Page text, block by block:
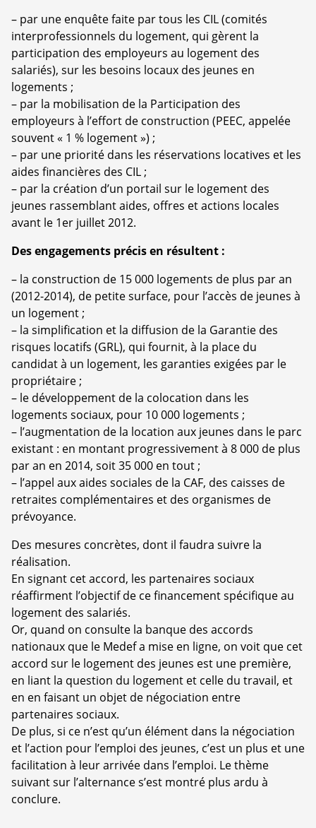
– par une enquête faite par tous les CIL (comités
interprofessionnels du logement, qui gèrent la
participation des employeurs au logement des
salariés), sur les besoins locaux des jeunes en
logements ;
– par la mobilisation de la Participation des
employeurs à l’effort de construction (PEEC, appelée
souvent « 1 % logement ») ;
– par une priorité dans les réservations locatives et les
aides financières des CIL ;
– par la création d’un portail sur le logement des
jeunes rassemblant aides, offres et actions locales
avant le 1er juillet 2012.
Des engagements précis en résultent :
– la construction de 15 000 logements de plus par an
(2012-2014), de petite surface, pour l’accès de jeunes à
un logement ;
– la simplification et la diffusion de la Garantie des
risques locatifs (GRL), qui fournit, à la place du
candidat à un logement, les garanties exigées par le
propriétaire ;
– le développement de la colocation dans les
logements sociaux, pour 10 000 logements ;
– l’augmentation de la location aux jeunes dans le parc
existant : en montant progressivement à 8 000 de plus
par an en 2014, soit 35 000 en tout ;
– l’appel aux aides sociales de la CAF, des caisses de
retraites complémentaires et des organismes de
prévoyance.
Des mesures concrètes, dont il faudra suivre la
réalisation.
En signant cet accord, les partenaires sociaux
réaffirment l’objectif de ce financement spécifique au
logement des salariés.
Or, quand on consulte la banque des accords
nationaux que le Medef a mise en ligne, on voit que cet
accord sur le logement des jeunes est une première,
en liant la question du logement et celle du travail, et
en en faisant un objet de négociation entre
partenaires sociaux.
De plus, si ce n’est qu’un élément dans la négociation
et l’action pour l’emploi des jeunes, c’est un plus et une
facilitation à leur arrivée dans l’emploi. Le thème
suivant sur l’alternance s’est montré plus ardu à
conclure.